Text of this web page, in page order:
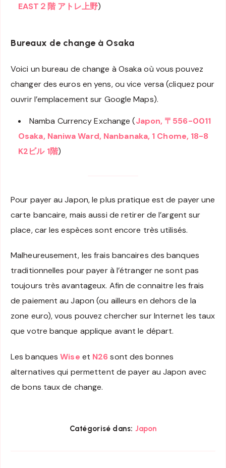
EAST２階 アトレ上野)
Bureaux de change à Osaka
Voici un bureau de change à Osaka où vous pouvez
changer des euros en yens, ou vice versa (cliquez pour
ouvrir l’emplacement sur Google Maps).
Namba Currency Exchange (Japon, 〒556-0011
Osaka, Naniwa Ward, Nanbanaka, 1 Chome, 18-8
K2ビル 1階)
Pour payer au Japon, le plus pratique est de payer une
carte bancaire, mais aussi de retirer de l’argent sur
place, car les espèces sont encore très utilisés.
Malheureusement, les frais bancaires des banques
traditionnelles pour payer à l’étranger ne sont pas
toujours très avantageux. Afin de connaitre les frais
de paiement au Japon (ou ailleurs en dehors de la
zone euro), vous pouvez chercher sur Internet les taux
que votre banque applique avant le départ.
Les banquesWise et N26sont des bonnes
alternatives qui permettent de payer au Japon avec
de bons taux de change.
Catégorisé dans: Japon